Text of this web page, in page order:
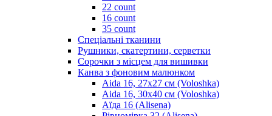
22 count
16 count
35 count
Спеціальні тканини
Рушники, скатертини, серветки
Сорочки з місцем для вишивки
Канва з фоновим малюнком
Aida 16, 27х27 см (Voloshka)
Aida 16, 30х40 см (Voloshka)
Аїда 16 (Alisena)